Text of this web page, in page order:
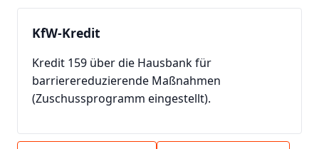
KfW-Kredit
Kredit 159 über die Hausbank für
barrierereduzierende Maßnahmen
(Zuschussprogramm eingestellt).